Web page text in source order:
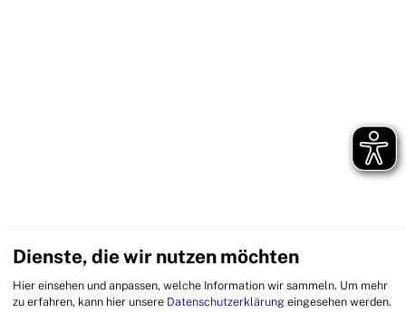
Dienste, die wir nutzen möchten
Hier einsehen und anpassen, welche Information wir sammeln. Um mehr
zu erfahren, kann hier unsere Datenschutzerklärung eingesehen werden.